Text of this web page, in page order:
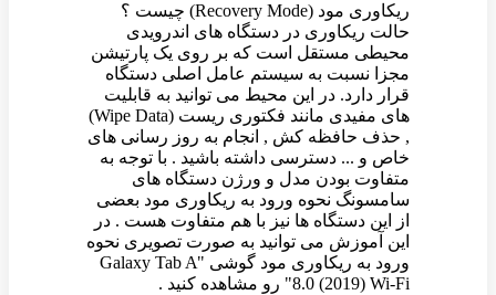
ریکاوری مود (Recovery Mode) چیست ؟
حالت ریکاوری در دستگاه های اندرویدی
محیطی مستقل است که بر روی یک پارتیشن
مجزا نسبت به سیستم عامل اصلی دستگاه
قرار دارد. در این محیط می توانید به قابلیت
های مفیدی مانند فکتوری ریست (Wipe Data)
, حذف حافظه کش , انجام به روز رسانی های
خاص و ... دسترسی داشته باشید . با توجه به
متفاوت بودن مدل و ورژن دستگاه های
سامسونگ نحوه ورود به ریکاوری مود بعضی
از این دستگاه ها نیز با هم متفاوت هست . در
این آموزش می توانید به صورت تصویری نحوه
ورود به ریکاوری مود گوشی "Galaxy Tab A
8.0 (2019) Wi-Fi" رو مشاهده کنید .